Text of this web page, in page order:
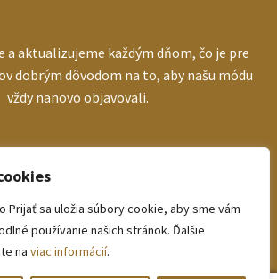
Prijať sa uložia súbory cookie, aby sme vám
používanie našich stránok. Ďalšie
na viac informácií.
a aktualizujeme každým dňom, čo je pre
dobrým dôvodom na to, aby našu módu
vždy nanovo objavovali.
údajov